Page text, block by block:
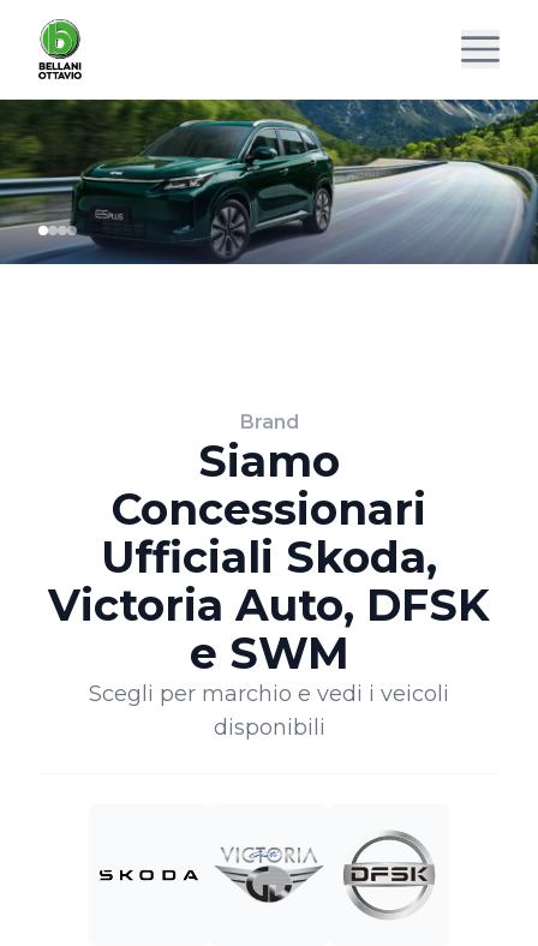
Brand
Siamo
Concessionari
Ufficiali Skoda,
Victoria Auto, DFSK
e SWM
Scegli per marchio e vedi i veicoli
disponibili